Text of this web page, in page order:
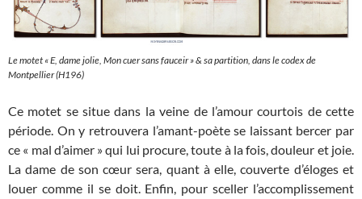
Le motet « E, dame jolie, Mon cuer sans fauceir» & sa partition, dans le codex de
Montpellier (H196)
Ce motet se situe dans la veine de l’amour courtois de cette
période. On y retrouvera l’amant-poète se laissant bercer par
ce « mal d’aimer » qui lui procure, toute à la fois, douleur et joie.
La dame de son cœur sera, quant à elle, couverte d’éloges et
louer comme il se doit. Enfin, pour sceller l’accomplissement